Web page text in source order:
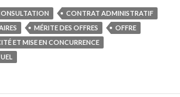
CONTRAT ADMINISTRATIF
MÉRITE DES OFFRES
OFFRE
ET MISE EN CONCURRENCE